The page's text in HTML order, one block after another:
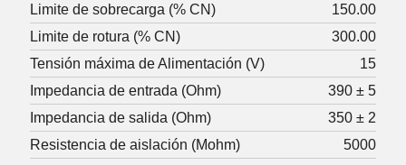
Limite de sobrecarga (% CN)
150.00
Limite de rotura (% CN)
300.00
Tensión máxima de Alimentación (V)
15
Impedancia de entrada (Ohm)
390 ± 5
Impedancia de salida (Ohm)
350 ± 2
Resistencia de aislación (Mohm)
5000